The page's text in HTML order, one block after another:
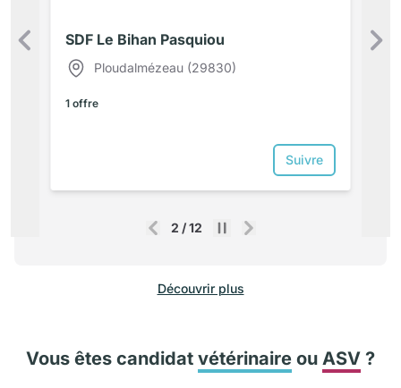
SDF Le Bihan Pasquiou
Ploudalmézeau (29830)
1 offre
Suivre
2 /12
Précédent
Découvrir plus
Vous êtes candidat vétérinaire ou ASV ?